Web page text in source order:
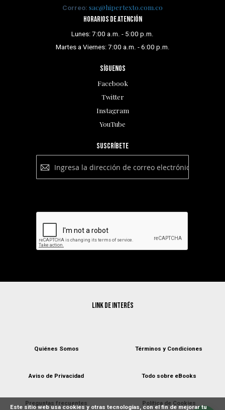
Este sitio web usa cookies y otras tecnologías, con el fin de mejorar tu
Correo: sac@hipertexto.com.co
Horarios de atención
Lunes: 7:00 a.m. - 5:00 p.m.
Martes a Viernes: 7:00 a.m. - 6:00 p.m.
Síguenos
Facebook
Twitter
Instagram
YouTube
Suscríbete
Link de interés
Quiénes Somos Términos y Condiciones
Aviso de Privacidad Todo sobre eBooks
Preguntas frecuentes Política de Cookies